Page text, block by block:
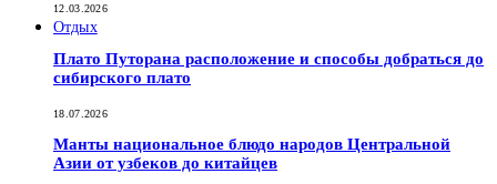
12.03.2026
Отдых
Плато Путорана расположение и способы добраться до
сибирского плато
18.07.2026
Манты национальное блюдо народов Центральной
Азии от узбеков до китайцев